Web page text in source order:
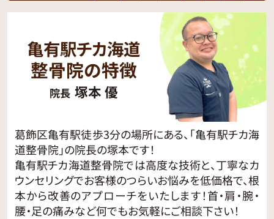
亀有駅チカ海道
整骨院の特徴
院長 塚本 優
葛飾区亀有駅徒歩3分の場所にある、「亀有駅チカ海
道整骨院」の院長の塚本です！
亀有駅チカ海道整骨院では高度な技術と、丁寧なカ
ウンセリングでお客様のつらいお悩みを低価格で、根
本から改善のアプローチをいたします！首・肩・腕・
腰・足の痛みなど何でもお気軽にご相談下さい！